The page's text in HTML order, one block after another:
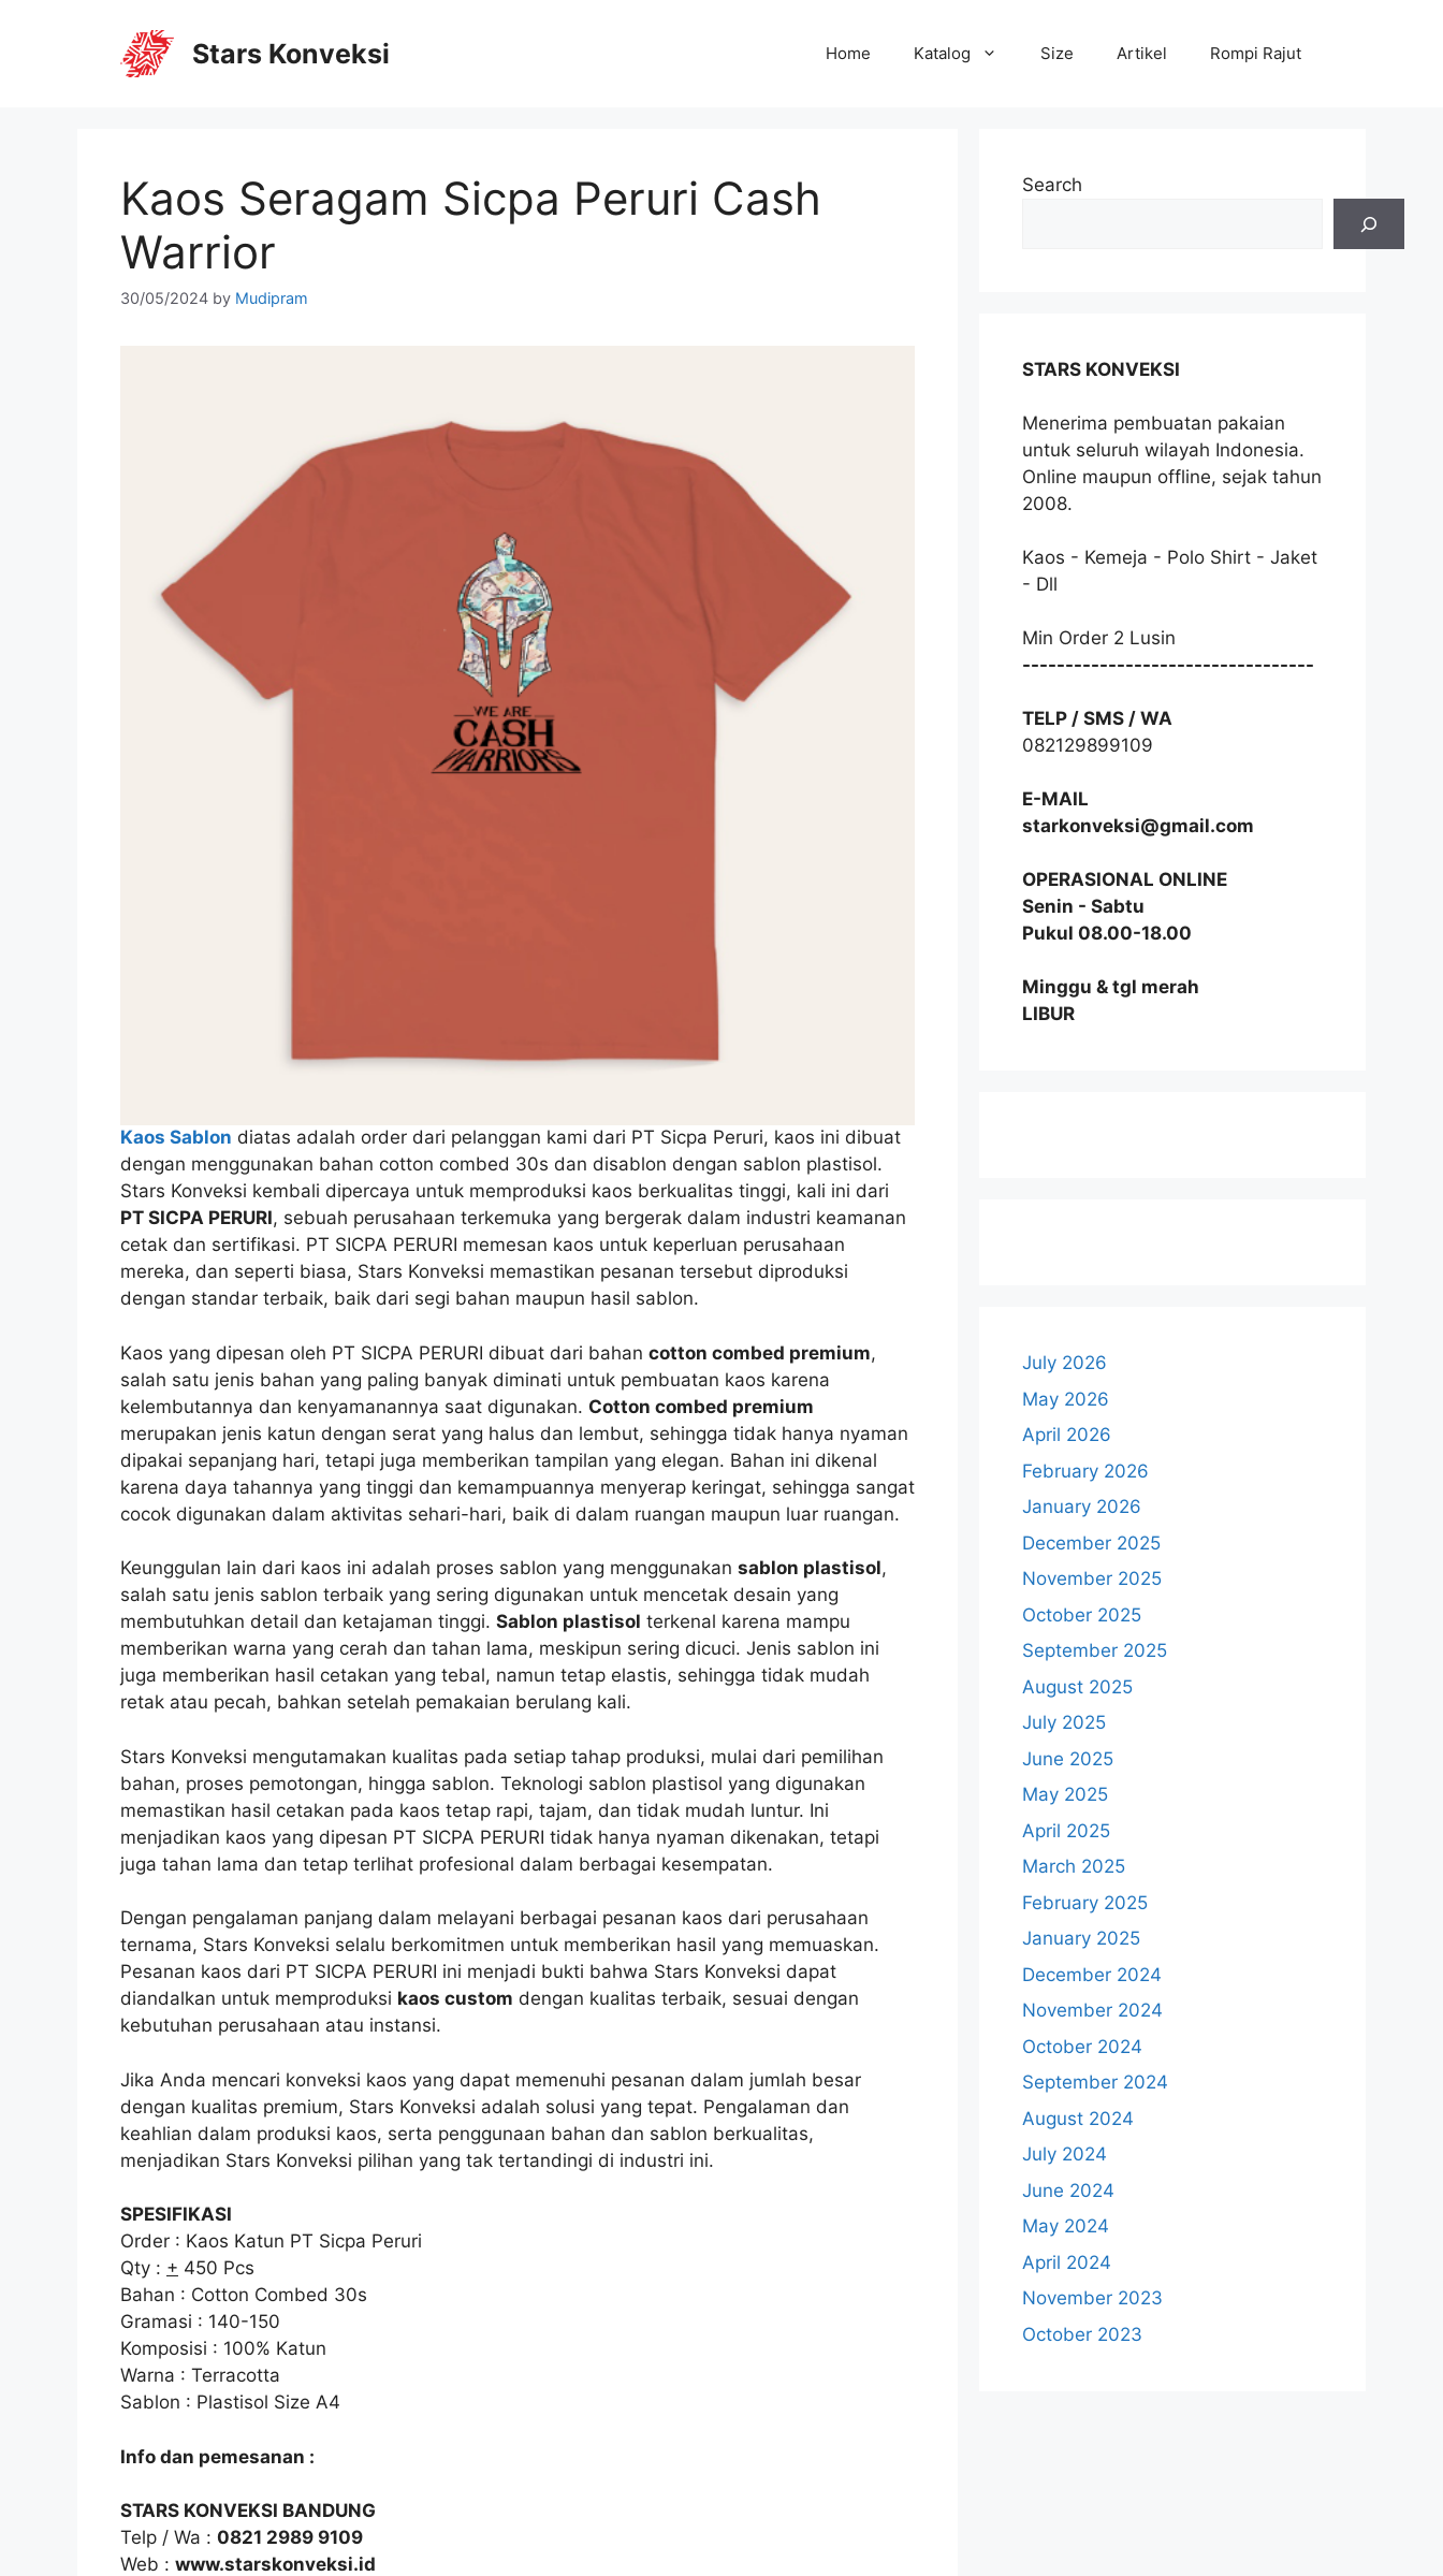
Stars Konveksi Home Katalog Size Artikel Rompi Rajut
Kaos Seragam Sicpa Peruri Cash
Warrior
30/05/2024 by Mudipram
Kaos Sablon diatas adalah order dari pelanggan kami dari PT Sicpa Peruri, kaos ini dibuat
dengan menggunakan bahan cotton combed 30s dan disablon dengan sablon plastisol.
Stars Konveksi kembali dipercaya untuk memproduksi kaos berkualitas tinggi, kali ini dari
PT SICPA PERURI, sebuah perusahaan terkemuka yang bergerak dalam industri keamanan
cetak dan sertifikasi. PT SICPA PERURI memesan kaos untuk keperluan perusahaan
mereka, dan seperti biasa, Stars Konveksi memastikan pesanan tersebut diproduksi
dengan standar terbaik, baik dari segi bahan maupun hasil sablon.
Kaos yang dipesan oleh PT SICPA PERURI dibuat dari bahan cotton combed premium,
salah satu jenis bahan yang paling banyak diminati untuk pembuatan kaos karena
kelembutannya dan kenyamanannya saat digunakan. Cotton combed premium
merupakan jenis katun dengan serat yang halus dan lembut, sehingga tidak hanya nyaman
dipakai sepanjang hari, tetapi juga memberikan tampilan yang elegan. Bahan ini dikenal
karena daya tahannya yang tinggi dan kemampuannya menyerap keringat, sehingga sangat
cocok digunakan dalam aktivitas sehari-hari, baik di dalam ruangan maupun luar ruangan.
Keunggulan lain dari kaos ini adalah proses sablon yang menggunakan sablon plastisol,
salah satu jenis sablon terbaik yang sering digunakan untuk mencetak desain yang
membutuhkan detail dan ketajaman tinggi. Sablon plastisol terkenal karena mampu
memberikan warna yang cerah dan tahan lama, meskipun sering dicuci. Jenis sablon ini
juga memberikan hasil cetakan yang tebal, namun tetap elastis, sehingga tidak mudah
retak atau pecah, bahkan setelah pemakaian berulang kali.
Stars Konveksi mengutamakan kualitas pada setiap tahap produksi, mulai dari pemilihan
bahan, proses pemotongan, hingga sablon. Teknologi sablon plastisol yang digunakan
memastikan hasil cetakan pada kaos tetap rapi, tajam, dan tidak mudah luntur. Ini
menjadikan kaos yang dipesan PT SICPA PERURI tidak hanya nyaman dikenakan, tetapi
juga tahan lama dan tetap terlihat profesional dalam berbagai kesempatan.
Dengan pengalaman panjang dalam melayani berbagai pesanan kaos dari perusahaan
ternama, Stars Konveksi selalu berkomitmen untuk memberikan hasil yang memuaskan.
Pesanan kaos dari PT SICPA PERURI ini menjadi bukti bahwa Stars Konveksi dapat
diandalkan untuk memproduksi kaos custom dengan kualitas terbaik, sesuai dengan
kebutuhan perusahaan atau instansi.
Jika Anda mencari konveksi kaos yang dapat memenuhi pesanan dalam jumlah besar
dengan kualitas premium, Stars Konveksi adalah solusi yang tepat. Pengalaman dan
keahlian dalam produksi kaos, serta penggunaan bahan dan sablon berkualitas,
menjadikan Stars Konveksi pilihan yang tak tertandingi di industri ini.
SPESIFIKASI
Order : Kaos Katun PT Sicpa Peruri
Qty : + 450 Pcs
Bahan : Cotton Combed 30s
Gramasi : 140-150
Komposisi : 100% Katun
Warna : Terracotta
Sablon : Plastisol Size A4
Info dan pemesanan :
STARS KONVEKSI BANDUNG
Telp / Wa : 0821 2989 9109
Web : www.starskonveksi.id
Search
STARS KONVEKSI
Menerima pembuatan pakaian
untuk seluruh wilayah Indonesia.
Online maupun offline, sejak tahun
2008.
Kaos - Kemeja - Polo Shirt - Jaket
- Dll
Min Order 2 Lusin
----------------------------------
TELP / SMS / WA
082129899109
E-MAIL
starkonveksi@gmail.com
OPERASIONAL ONLINE
Senin - Sabtu
Pukul 08.00-18.00
Minggu & tgl merah
LIBUR
July 2026
May 2026
April 2026
February 2026
January 2026
December 2025
November 2025
October 2025
September 2025
August 2025
July 2025
June 2025
May 2025
April 2025
March 2025
February 2025
January 2025
December 2024
November 2024
October 2024
September 2024
August 2024
July 2024
June 2024
May 2024
April 2024
November 2023
October 2023